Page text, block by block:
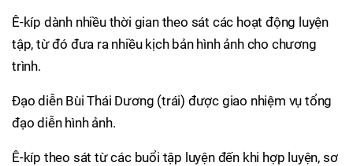
Ê-kíp dành nhiều thời gian theo sát các hoạt động luyện
tập, từ đó đưa ra nhiều kịch bản hình ảnh cho chương
trình.
Đạo diễn Bùi Thái Dương (trái) được giao nhiệm vụ tổng
đạo diễn hình ảnh.
Ê-kíp theo sát từ các buổi tập luyện đến khi hợp luyện, sơ